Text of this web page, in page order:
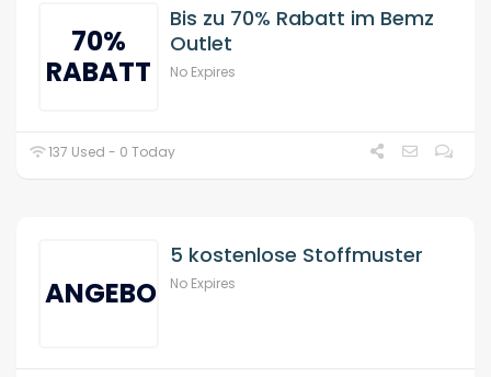
70%
RABATT
Bis zu 70% Rabatt im Bemz
Outlet
No Expires
137 Used - 0 Today
ANGEBOT
5 kostenlose Stoffmuster
No Expires